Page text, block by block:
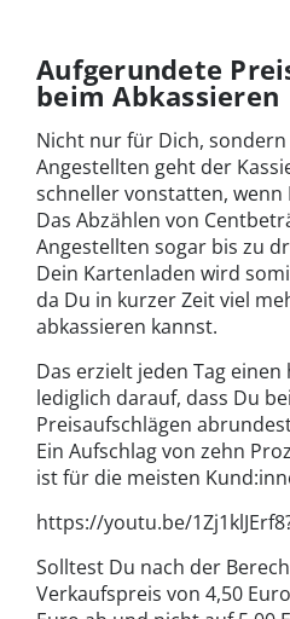
Aufgerundete
beim Abkassieren
Nicht nur für Dich,
Angestellten geht der
schneller vonstatten, wenn
Das Abzählen von
Angestellten sogar bis zu
Dein Kartenladen wird
da Du in kurzer Zeit viel
abkassieren kannst.
Das erzielt jeden Tag
lediglich darauf, dass Du
Preisaufschlägen
Ein Aufschlag von zehn
ist für die meisten
https://youtu.be/
Solltest Du nach der
Verkaufspreis von 4,50